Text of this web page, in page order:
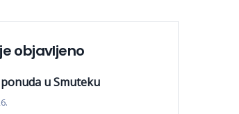
objavljeno
u Smuteku